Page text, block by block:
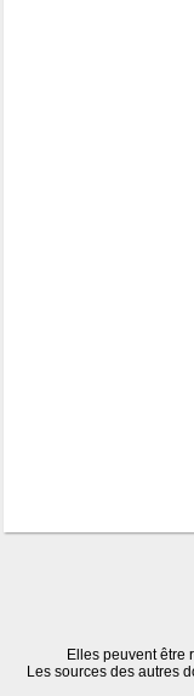
Elles peuvent être
Les sources des autres